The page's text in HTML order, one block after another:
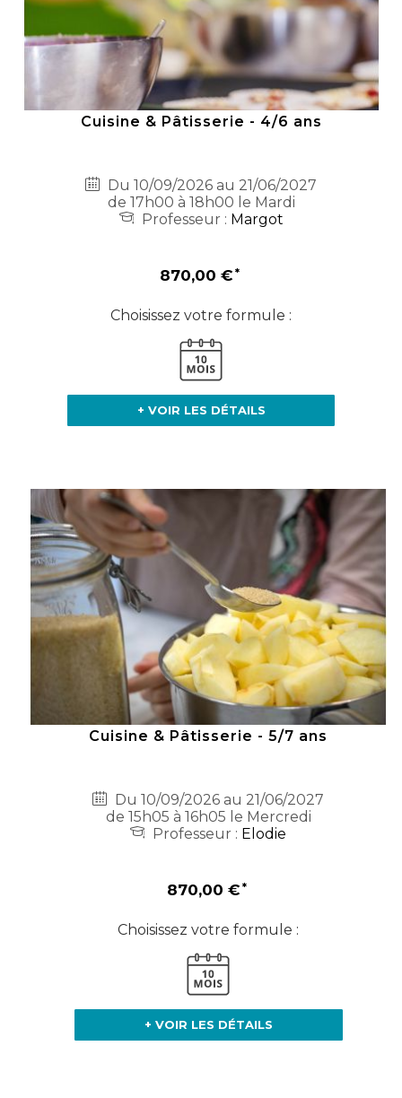
Cuisine & Pâtisserie - 4/6 ans
Du 10/09/2026 au 21/06/2027
de 17h00 à 18h00 le Mardi
Professeur : Margot
870,00 €
Choisissez votre formule :
+ VOIR LES DÉTAILS
Cuisine & Pâtisserie - 5/7 ans
Du 10/09/2026 au 21/06/2027
de 15h05 à 16h05 le Mercredi
Professeur : Elodie
870,00 €
Choisissez votre formule :
+ VOIR LES DÉTAILS